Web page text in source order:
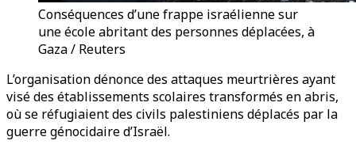
Conséquences d’une frappe israélienne sur
une école abritant des personnes déplacées, à
Gaza / Reuters
L’organisation dénonce des attaques meurtrières ayant
visé des établissements scolaires transformés en abris,
où se réfugiaient des civils palestiniens déplacés par la
guerre génocidaire d’Israël.